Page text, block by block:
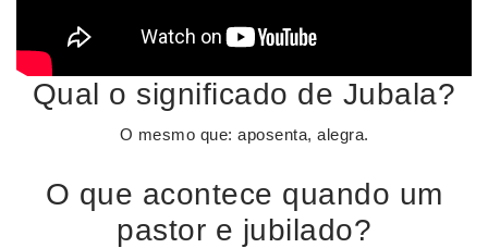
Qual o significado de Jubala?
O mesmo que: aposenta, alegra.
O que acontece quando um
pastor e jubilado?